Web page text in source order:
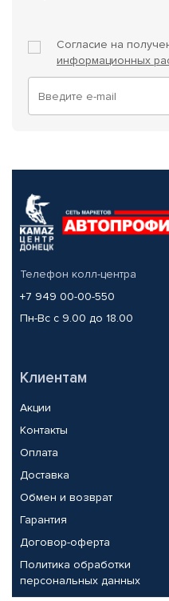
Согласие на
информационных
Телефон колл-центра
+7 949 00-00-550
Пн-Вс с 9.00 до 18.00
Клиентам
Акции
Контакты
Оплата
Доставка
Обмен и возврат
Гарантия
Договор-оферта
Политика обработки
персональных данных